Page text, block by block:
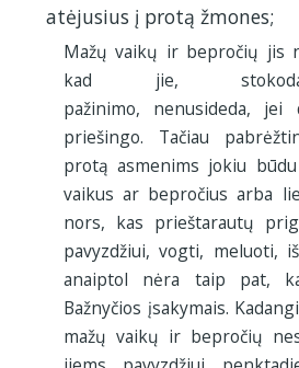
atėjusius į protą žmones;
Mažų vaikų ir bepročių jis
kad jie,
pažinimo, nenusideda,
priešingo. Tačiau
protą asmenims jokiu
vaikus ar bepročius arba
nors, kas prieštarautų
pavyzdžiui, vogti, meluoti,
anaiptol nėra taip pat,
Bažnyčios įsakymais.
mažų vaikų ir bepročių